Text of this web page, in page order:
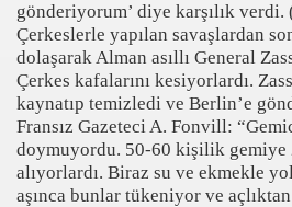
gönderiyorum’ diye karşılık verdi.
Çerkeslerle yapılan savaşlardan
dolaşarak Alman asıllı General
Çerkes kafalarını kesiyorlardı.
kaynatıp temizledi ve Berlin’e
Fransız Gazeteci A. Fonvill:
doymuyordu. 50-60 kişilik gemiye
alıyorlardı. Biraz su ve ekmekle
aşınca bunlar tükeniyor ve